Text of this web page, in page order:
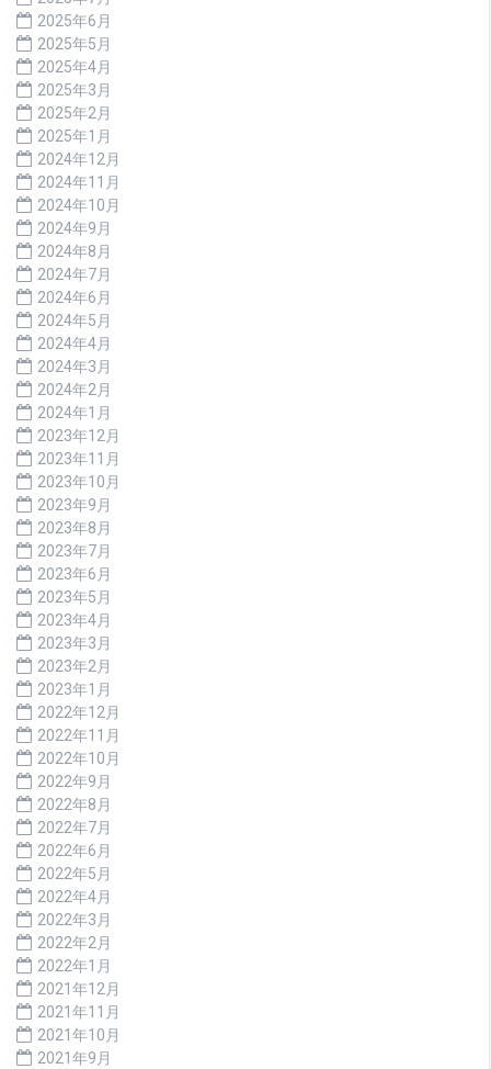
2025年6月
2025年5月
2025年4月
2025年3月
2025年2月
2025年1月
2024年12月
2024年11月
2024年10月
2024年9月
2024年8月
2024年7月
2024年6月
2024年5月
2024年4月
2024年3月
2024年2月
2024年1月
2023年12月
2023年11月
2023年10月
2023年9月
2023年8月
2023年7月
2023年6月
2023年5月
2023年4月
2023年3月
2023年2月
2023年1月
2022年12月
2022年11月
2022年10月
2022年9月
2022年8月
2022年7月
2022年6月
2022年5月
2022年4月
2022年3月
2022年2月
2022年1月
2021年12月
2021年11月
2021年10月
2021年9月